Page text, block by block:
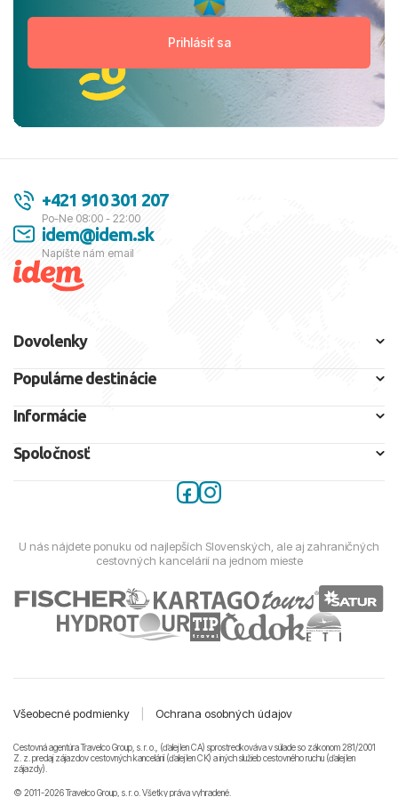
+421 910 301 207
Po-Ne 08:00 - 22:00
idem@idem.sk
Napíšte nám email
Dovolenky
Populárne destinácie
Informácie
Spoločnosť
U nás nájdete ponuku od najlepších Slovenských, ale aj zahraničných
cestovných kancelárií na jednom mieste
Všeobecné podmienky Ochrana osobných údajov
Cestovná agentúra Travelco Group, s. r. o., (ďalej len CA) sprostredkováva v súlade so zákonom 281/2001
Z. z. predaj zájazdov cestovných kancelárii (ďalej len CK) a iných služieb cestovného ruchu (ďalej len
zájazdy).
© 2011-2026 Travelco Group, s. r. o. Všetky práva vyhradené.